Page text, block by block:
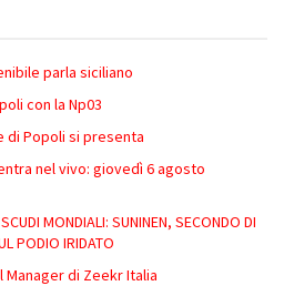
parla siciliano
con la Np03
di Popoli si presenta
nel vivo: giovedì 6 agosto
MONDIALI: SUNINEN, SECONDO DI
PODIO IRIDATO
Manager di Zeekr Italia